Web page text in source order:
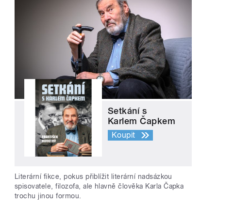
Setkání s
Karlem Čapkem
Koupit
Literární fikce, pokus přiblížit literární nadsázkou
spisovatele, filozofa, ale hlavně člověka Karla Čapka
trochu jinou formou.